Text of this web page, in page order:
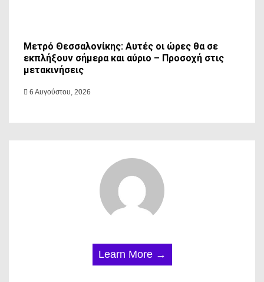
Μετρό Θεσσαλονίκης: Αυτές οι ώρες θα σε
εκπλήξουν σήμερα και αύριο – Προσοχή στις
μετακινήσεις
6 Αυγούστου, 2026
Learn More →